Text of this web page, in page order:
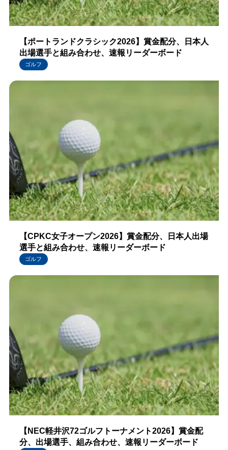
【ポートランドクラシック2026】賞金配分、日本人
出場選手と組み合わせ、速報リーダーボード
ゴルフ
【CPKC女子オープン2026】賞金配分、日本人出場
選手と組み合わせ、速報リーダーボード
ゴルフ
【NEC軽井沢72ゴルフトーナメント2026】賞金配
分、出場選手、組み合わせ、速報リーダーボード